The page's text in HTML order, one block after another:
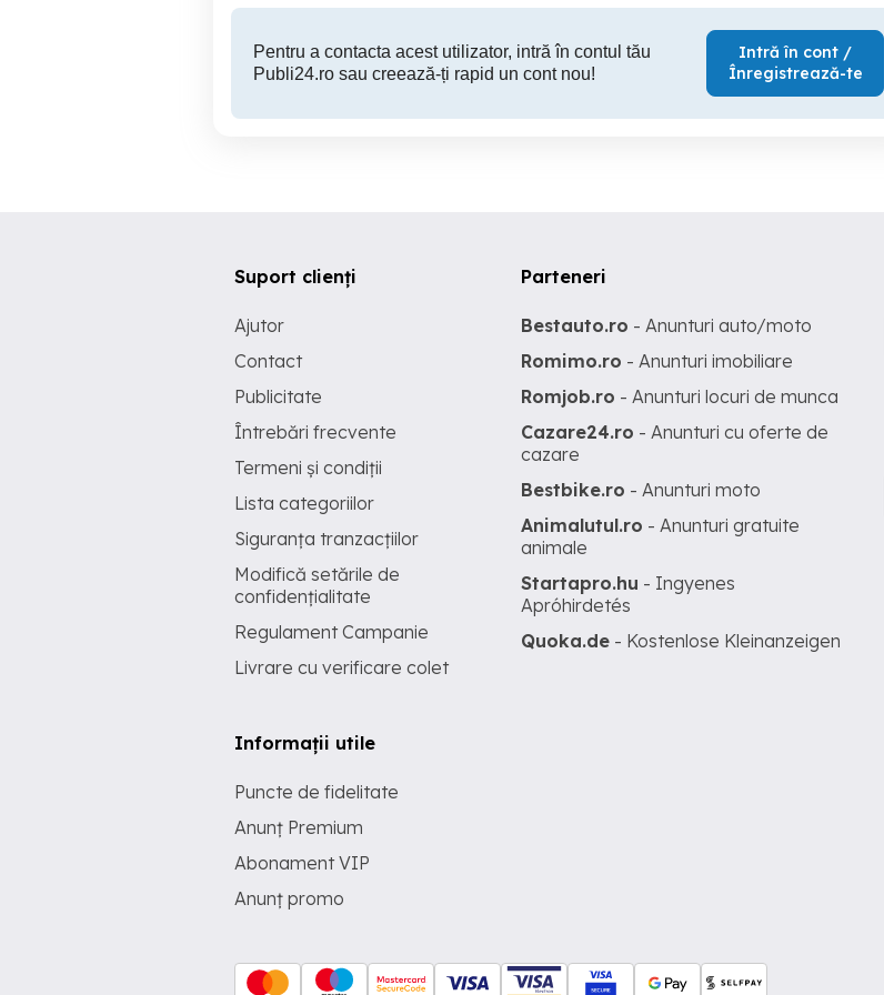
Pentru a contacta acest utilizator, intră în contul tău
Publi24.ro sau creează-ți rapid un cont nou!
Intră în cont /
Înregistrează-te
Suport clienți
Ajutor
Contact
Publicitate
Întrebări frecvente
Termeni și condiții
Lista categoriilor
Siguranța tranzacțiilor
Modifică setările de
confidențialitate
Regulament Campanie
Livrare cu verificare colet
Informații utile
Puncte de fidelitate
Anunț Premium
Abonament VIP
Anunț promo
Parteneri
Bestauto.ro - Anunturi auto/moto
Romimo.ro - Anunturi imobiliare
Romjob.ro - Anunturi locuri de munca
Cazare24.ro - Anunturi cu oferte de
cazare
Bestbike.ro - Anunturi moto
Animalutul.ro - Anunturi gratuite
animale
Startapro.hu - Ingyenes
Apróhirdetés
Quoka.de - Kostenlose Kleinanzeigen